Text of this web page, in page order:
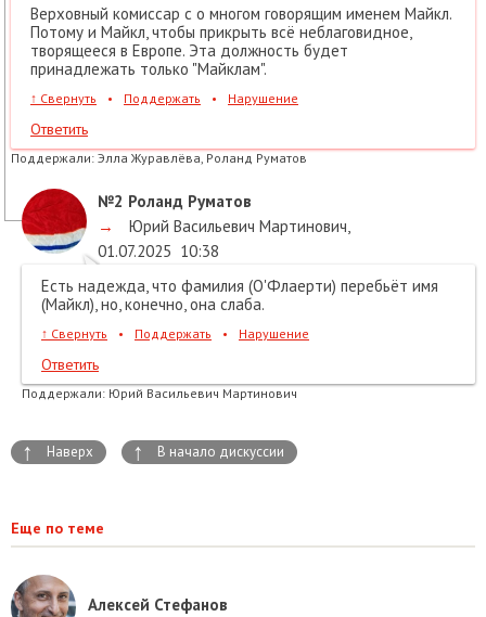
Верховный комиссар с о многом говорящим именем Майкл.
Потому и Майкл, чтобы прикрыть всё неблаговидное,
творящееся в Европе. Эта должность будет
принадлежать только "Майклам".
↑ Свернуть • Поддержать • Нарушение
Ответить
Поддержали: Элла Журавлёва, Роланд Руматов
№2 Роланд Руматов
→
Юрий Васильевич Мартинович,
01.07.2025 10:38
Есть надежда, что фамилия (О'Флаерти) перебьёт имя
(Майкл), но, конечно, она слаба.
↑ Свернуть • Поддержать • Нарушение
Ответить
Поддержали: Юрий Васильевич Мартинович
↑ Наверх ↑ В начало дискуссии
Еще по теме
Алексей Стефанов